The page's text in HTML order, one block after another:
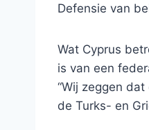
Defensie van
Wat Cyprus
is van een
“Wij zeggen
de Turks- en